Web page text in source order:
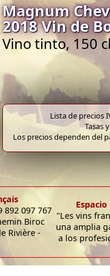
Magnum
2018 Vin de
Vino tinto, 150
Lista de precios
Tasas
Los precios dependen del
892 097 767
Biroc
Rivière -
"Les vins
una amplia
a los